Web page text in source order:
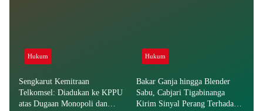
Hukum
Sengkarut Kemitraan
Telkomsel: Diadukan ke KPPU
atas Dugaan Monopoli dan
Hukum
Bakar Ganja hingga Blender
Sabu, Cabjari Tigabinanga
Kirim Sinyal Perang Terhadap